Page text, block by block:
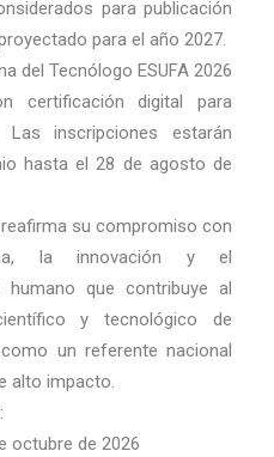
para publicación
para el año 2027.
del Tecnólogo ESUFA 2026
certificación digital para
inscripciones estarán
hasta el 28 de agosto de
su compromiso con
la innovación y el
que contribuye al
y tecnológico de
un referente nacional
alto impacto.
octubre de 2026